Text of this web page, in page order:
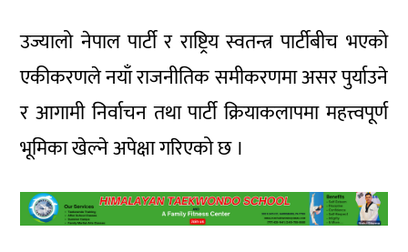
उज्यालो नेपाल पार्टी र राष्ट्रिय स्वतन्त्र पार्टीबीच भएको
एकीकरणले नयाँ राजनीतिक समीकरणमा असर पुर्याउने
र आगामी निर्वाचन तथा पार्टी क्रियाकलापमा महत्त्वपूर्ण
भूमिका खेल्ने अपेक्षा गरिएको छ ।